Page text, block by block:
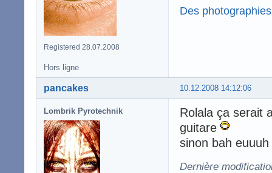
Registered 28.07.2008
Des
Hors ligne
10.12.2008 14:12:06
pancakes
Lombrik Pyrotechnik
Rolala ça serait
guitare
sinon bah
Dernière